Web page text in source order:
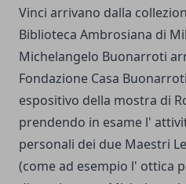
Vinci arrivano dalla
Biblioteca Ambrosiana di
Michelangelo Buonarroti
Fondazione Casa
espositivo della mostra di
prendendo in esame l'
personali dei due Maestri
(come ad esempio l' ottica